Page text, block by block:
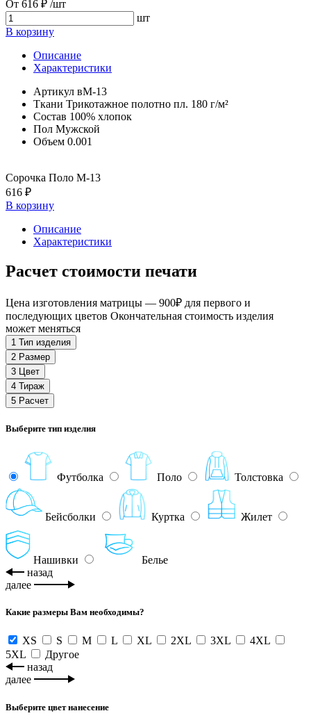
От 616 ₽ /шт
шт
В корзину
Описание
Характеристики
Артикул вМ-13
Ткани Трикотажное полотно пл. 180 г/м²
Состав 100% хлопок
Пол Мужской
Объем 0.001
Сорочка Поло М-13
616 ₽
В корзину
Описание
Характеристики
Расчет стоимости печати
Цена изготовления матрицы — 900₽ для первого и
последующих цветов Окончательная стоимость изделия
может меняться
1 Тип изделия
2 Размер
3
Цвет
4 Тираж
5 Расчет
Выберите тип изделия
Футболка Поло Толстовка
Бейсболки Куртка Жилет
Нашивки
Белье
назад
далее
Какие размеры Вам необходимы?
XS S M L XL 2XL 3XL
4XL
5XL
Другое
назад
далее
Выберите цвет нанесение